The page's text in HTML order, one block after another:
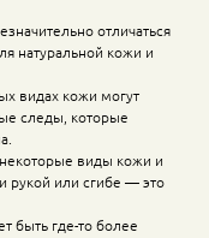
отличаться
натуральной кожи и
видах кожи могут
следы, которые
виды кожи и
рукой или сгибе — это
быть где-то более